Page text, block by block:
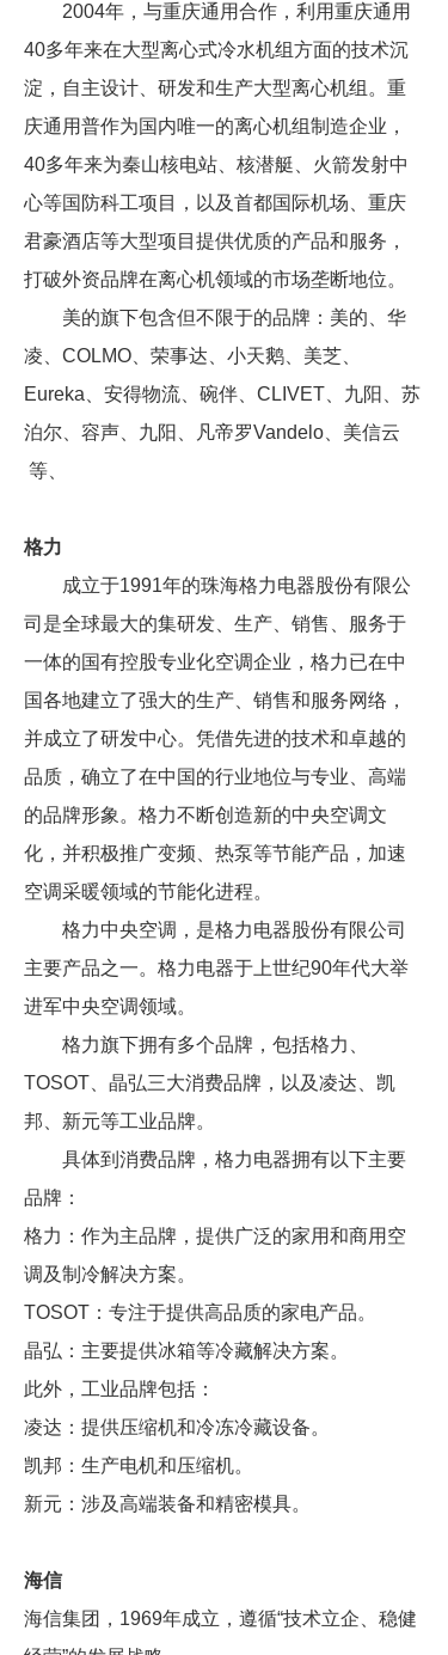
2004年，与重庆通用合作，利用重庆通用
40多年来在大型离心式冷水机组方面的技术沉
淀，自主设计、研发和生产大型离心机组。重
庆通用普作为国内唯一的离心机组制造企业，
40多年来为秦山核电站、核潜艇、火箭发射中
心等国防科工项目，以及首都国际机场、重庆
君豪酒店等大型项目提供优质的产品和服务，
打破外资品牌在离心机领域的市场垄断地位。
美的旗下包含但不限于的品牌：美的、华
凌、COLMO、荣事达、小天鹅、美芝、
Eureka、安得物流、碗伴、CLIVET、九阳、苏
泊尔、容声、九阳、凡帝罗Vandelo、美信云
等、
格力
成立于1991年的珠海格力电器股份有限公
司是全球最大的集研发、生产、销售、服务于
一体的国有控股专业化空调企业，格力已在中
国各地建立了强大的生产、销售和服务网络，
并成立了研发中心。凭借先进的技术和卓越的
品质，确立了在中国的行业地位与专业、高端
的品牌形象。格力不断创造新的中央空调文
化，并积极推广变频、热泵等节能产品，加速
空调采暖领域的节能化进程。
格力中央空调，是格力电器股份有限公司
主要产品之一。格力电器于上世纪90年代大举
进军中央空调领域。
‌ 格力旗下拥有多个品牌，包括格力、‌
TOSOT、‌晶弘三大消费品牌，以及‌凌达、‌凯
邦、‌新元等工业品牌。
具体到消费品牌，格力电器拥有以下主要
品牌：
格力：作为主品牌，提供广泛的家用和商用空
调及制冷解决方案。
TOSOT：专注于提供高品质的家电产品。
晶弘：主要提供冰箱等冷藏解决方案。
此外，工业品牌包括：
凌达：提供压缩机和冷冻冷藏设备。
凯邦：生产电机和压缩机。
新元：涉及高端装备和精密模具。
海信
海信集团，1969年成立，遵循“技术立企、稳健